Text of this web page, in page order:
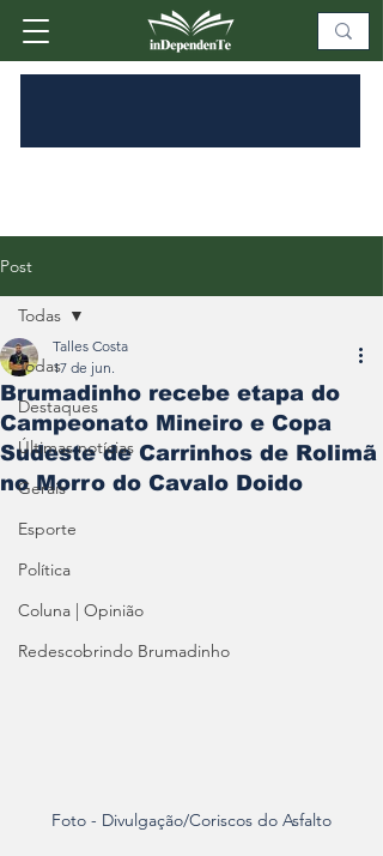
Post
Todas
Destaques
Últimas notícias
Gerais
Esporte
Política
Coluna | Opinião
Redescobrindo Brumadinho
Todas
Brumadinho recebe etapa do
Campeonato Mineiro e Copa
Sudeste de Carrinhos de Rolimã
no Morro do Cavalo Doido
Talles Costa
17 de jun.
Foto - Divulgação/Coriscos do Asfalto